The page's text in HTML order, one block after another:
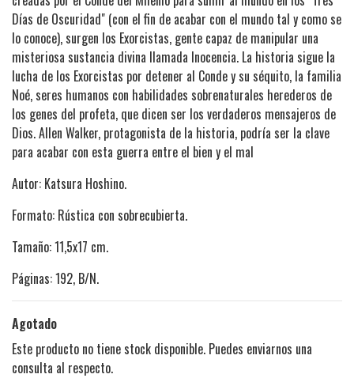
Días de Oscuridad" (con el fin de acabar con el mundo tal y como se
lo conoce), surgen los Exorcistas, gente capaz de manipular una
misteriosa sustancia divina llamada Inocencia. La historia sigue la
lucha de los Exorcistas por detener al Conde y su séquito, la familia
Noé, seres humanos con habilidades sobrenaturales herederos de
los genes del profeta, que dicen ser los verdaderos mensajeros de
Dios. Allen Walker, protagonista de la historia, podría ser la clave
para acabar con esta guerra entre el bien y el mal
Autor: Katsura Hoshino.
Formato: Rústica con sobrecubierta.
Tamaño: 11,5x17 cm.
Páginas: 192, B/N.
Agotado
Este producto no tiene stock disponible. Puedes enviarnos una
consulta al respecto.